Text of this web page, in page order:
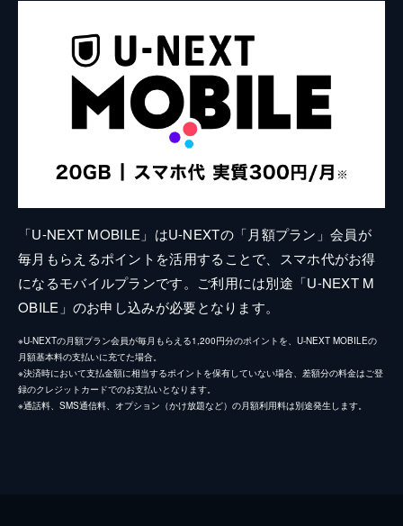
「U-NEXT MOBILE」はU-NEXTの「月額プラン」会員が
毎月もらえるポイントを活用することで、スマホ代がお得
になるモバイルプランです。ご利用には別途「U-NEXT M
OBILE」のお申し込みが必要となります。
※U-NEXTの月額プラン会員が毎月もらえる1,200円分のポイントを、U-NEXT MOBILEの
月額基本料の支払いに充てた場合。
※決済時において支払金額に相当するポイントを保有していない場合、差額分の料金はご登
録のクレジットカードでのお支払いとなります。
※通話料、SMS通信料、オプション（かけ放題など）の月額利用料は別途発生します。